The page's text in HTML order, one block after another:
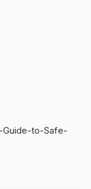
Guide-to-Safe-